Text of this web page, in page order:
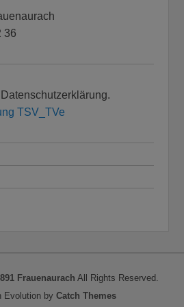
36
TSV_TVe
Frauenaurach All Rights Reserved.
Evolution by Catch Themes